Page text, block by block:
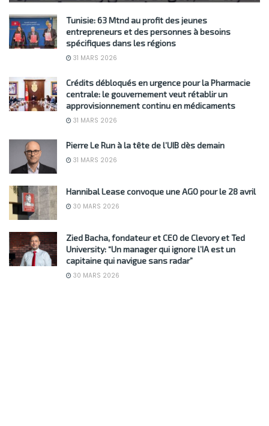
Tunisie: 63 Mtnd au profit des jeunes
entrepreneurs et des personnes à besoins
spécifiques dans les régions
31 MARS 2026
Crédits débloqués en urgence pour la Pharmacie
centrale: le gouvernement veut rétablir un
approvisionnement continu en médicaments
31 MARS 2026
Pierre Le Run à la tête de l’UIB dès demain
31 MARS 2026
Hannibal Lease convoque une AGO pour le 28 avril
30 MARS 2026
Zied Bacha, fondateur et CEO de Clevory et Ted
University: “Un manager qui ignore l’IA est un
capitaine qui navigue sans radar”
30 MARS 2026